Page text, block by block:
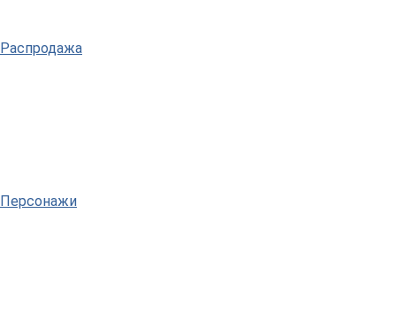
Распродажа
Персонажи